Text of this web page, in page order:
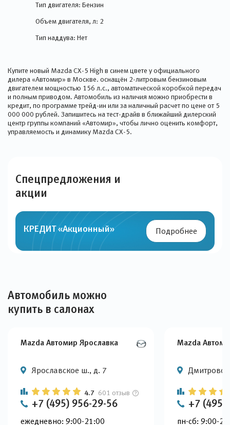
Тип двигателя: Бензин
Объем двигателя, л: 2
Тип наддува: Нет
Купите новый Mazda CX-5 High в синем цвете у официального
дилера «Автомир» в Москве. оснащён 2-литровым бензиновым
двигателем мощностью 156 л.с., автоматической коробкой передач
и полным приводом. Автомобиль из наличия можно приобрести в
кредит, по программе трейд-ин или за наличный расчет по цене от 5
000 000 рублей. Запишитесь на тест-драйв в ближайший дилерский
центр группы компаний «Автомир», чтобы лично оценить комфорт,
управляемость и динамику Mazda CX-5.
Спецпредложения и
акции
КРЕДИТ «Акционный» Подробнее
Автомобиль можно
купить в салонах
Mazda Автомир Ярославка
Ярославское ш., д. 7
4.7 601 отзыв
+7 (495) 956-29-56
ежедневно: 9:00-21:00
Mazda
+7 (495)
пн-сб: 9:00-